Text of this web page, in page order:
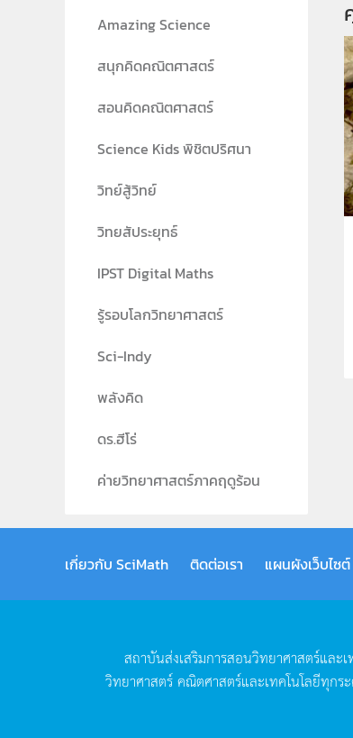
Amazing Science
สนุกคิดคณิตศาสตร์
สอนคิดคณิตศาสตร์
Science Kids พิชิตปริศนา
วิทย์สู้วิทย์
วิทยสัประยุทธ์
IPST Digital Maths
รู้รอบโลกวิทยาศาสตร์
Sci-Indy
พลังคิด
ดร.ฮีโร่
ค่ายวิทยาศาสตร์ภาคฤดูร้อน
เกี่ยวกับ SciMath ติดต่อเรา แผนผังเว็บไซต์
สถาบันส่งเสริมการสอนวิทยาศาสตร์และเ
วิทยาศาสตร์คณิตศาสตร์และเทคโนโลยีทุกร